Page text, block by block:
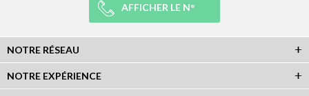
AFFICHER LE N°
NOTRE RÉSEAU
NOTRE EXPÉRIENCE